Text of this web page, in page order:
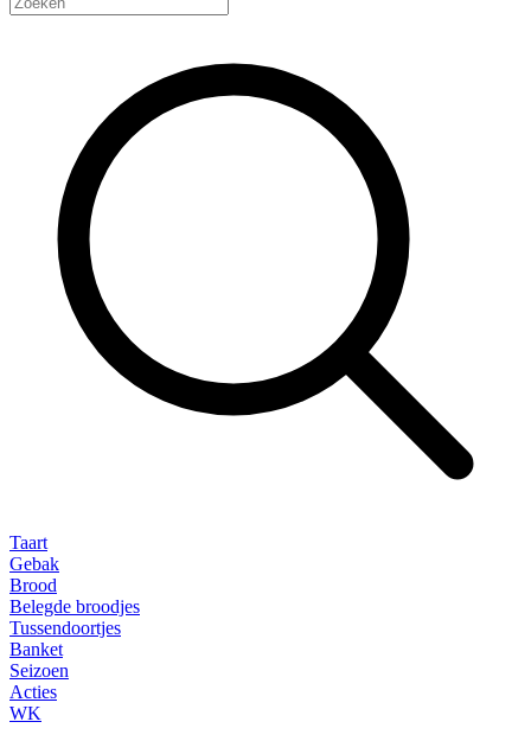
Taart
Gebak
Brood
Belegde broodjes
Tussendoortjes
Banket
Seizoen
Acties
WK